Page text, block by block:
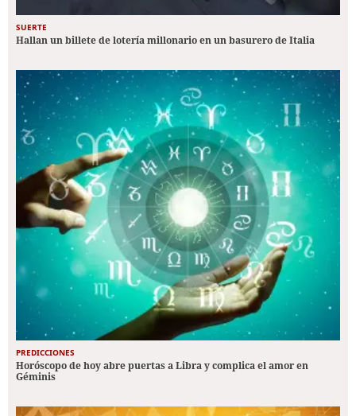
SUERTE
Hallan un billete de lotería millonario en un basurero de Italia
PREDICCIONES
Horóscopo de hoy abre puertas a Libra y complica el amor en
Géminis